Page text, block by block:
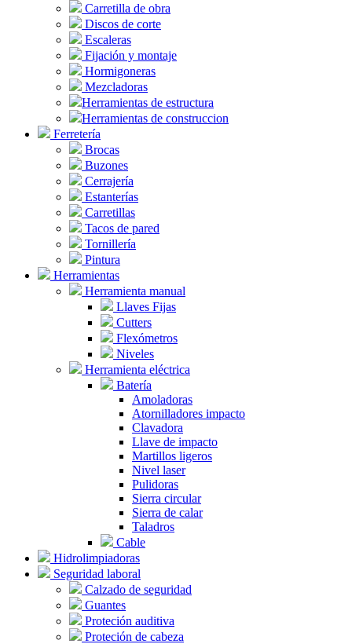
Carretilla de obra
Discos de corte
Escaleras
Fijación y montaje
Hormigoneras
Mezcladoras
Herramientas de estructura
Herramientas de construccion
Ferretería
Brocas
Buzones
Cerrajería
Estanterías
Carretillas
Tacos de pared
Tornillería
Pintura
Herramientas
Herramienta manual
Llaves Fijas
Cutters
Flexómetros
Niveles
Herramienta eléctrica
Batería
Amoladoras
Atornilladores impacto
Clavadora
Llave de impacto
Martillos ligeros
Nivel laser
Pulidoras
Sierra circular
Sierra de calar
Taladros
Cable
Hidrolimpiadoras
Seguridad laboral
Calzado de seguridad
Guantes
Proteción auditiva
Proteción de cabeza